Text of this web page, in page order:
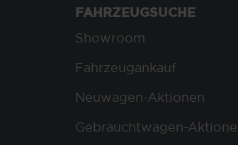
FAHRZEUGSUCHE
Showroom
Fahrzeugankauf
Neuwagen-Aktionen
Gebrauchtwagen-